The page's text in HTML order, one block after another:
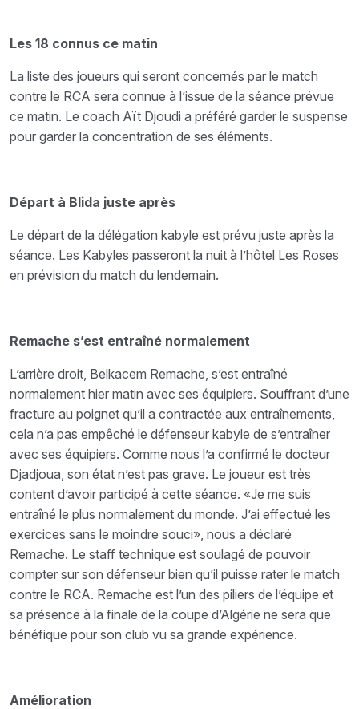
Les 18 connus ce matin
La liste des joueurs qui seront concernés par le match
contre le RCA sera connue à l’issue de la séance prévue
ce matin. Le coach Aït Djoudi a préféré garder le suspense
pour garder la concentration de ses éléments.
Départ à Blida juste après
Le départ de la délégation kabyle est prévu juste après la
séance. Les Kabyles passeront la nuit à l’hôtel Les Roses
en prévision du match du lendemain.
Remache s’est entraîné normalement
L’arrière droit, Belkacem Remache, s’est entraîné
normalement hier matin avec ses équipiers. Souffrant d’une
fracture au poignet qu’il a contractée aux entraînements,
cela n’a pas empêché le défenseur kabyle de s’entraîner
avec ses équipiers. Comme nous l’a confirmé le docteur
Djadjoua, son état n’est pas grave. Le joueur est très
content d’avoir participé à cette séance. «Je me suis
entraîné le plus normalement du monde. J’ai effectué les
exercices sans le moindre souci», nous a déclaré
Remache. Le staff technique est soulagé de pouvoir
compter sur son défenseur bien qu’il puisse rater le match
contre le RCA. Remache est l’un des piliers de l’équipe et
sa présence à la finale de la coupe d’Algérie ne sera que
bénéfique pour son club vu sa grande expérience.
Amélioration